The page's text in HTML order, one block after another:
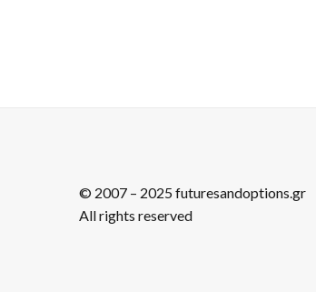
© 2007 – 2025 futuresandoptions.gr
All rights reserved